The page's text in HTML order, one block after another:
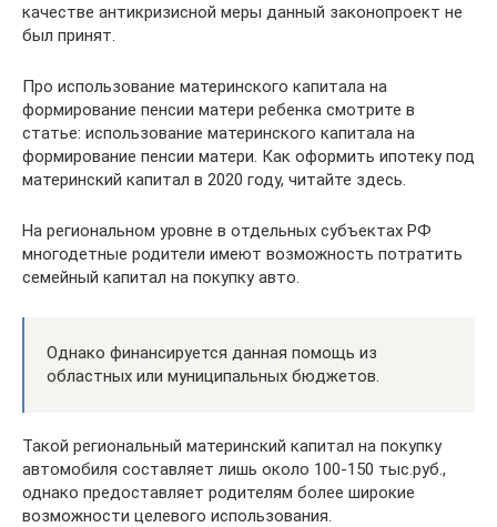
качестве антикризисной меры данный законопроект не
был принят.
Про использование материнского капитала на
формирование пенсии матери ребенка смотрите в
статье: использование материнского капитала на
формирование пенсии матери. Как оформить ипотеку под
материнский капитал в 2020 году, читайте здесь.
На региональном уровне в отдельных субъектах РФ
многодетные родители имеют возможность потратить
семейный капитал на покупку авто.
Однако финансируется данная помощь из
областных или муниципальных бюджетов.
Такой региональный материнский капитал на покупку
автомобиля составляет лишь около 100-150 тыс.руб.,
однако предоставляет родителям более широкие
возможности целевого использования.